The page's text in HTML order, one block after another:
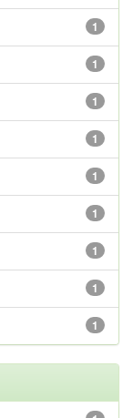
1
1
1
1
1
1
1
1
1